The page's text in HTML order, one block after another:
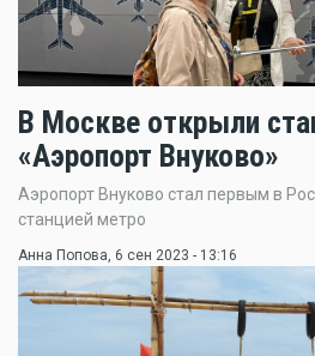
В Москве открыли
«Аэропорт Внуково»
Аэропорт Внуково стал первым в
станцией метро
Анна Попова , 6 сен 2023 - 13:16